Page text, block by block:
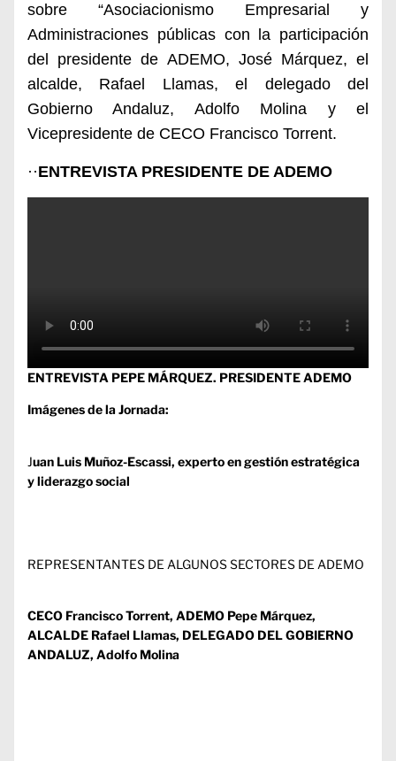
sobre “Asociacionismo Empresarial y
Administraciones públicas con la participación
del presidente de ADEMO, José Márquez, el
alcalde, Rafael Llamas, el delegado del
Gobierno Andaluz, Adolfo Molina y el
Vicepresidente de CECO Francisco Torrent.
··ENTREVISTA PRESIDENTE DE ADEMO
ENTREVISTA PEPE MÁRQUEZ. PRESIDENTE ADEMO
Imágenes de la Jornada:
Juan Luis Muñoz-Escassi, experto en gestión estratégica
y liderazgo social
REPRESENTANTES DE ALGUNOS SECTORES DE ADEMO
CECO Francisco Torrent, ADEMO Pepe Márquez,
ALCALDE Rafael Llamas, DELEGADO DEL GOBIERNO
ANDALUZ, Adolfo Molina